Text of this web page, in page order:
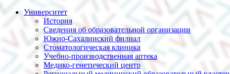
Университет
История
Сведения об образовательной организации
Южно-Сахалинский филиал
Стоматологическая клиника
Учебно-производственная аптека
Медико-генетический центр